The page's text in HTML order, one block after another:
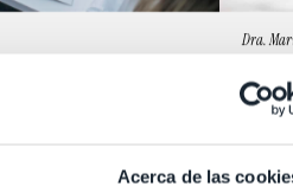
Acerca de las
Dra.
SABER